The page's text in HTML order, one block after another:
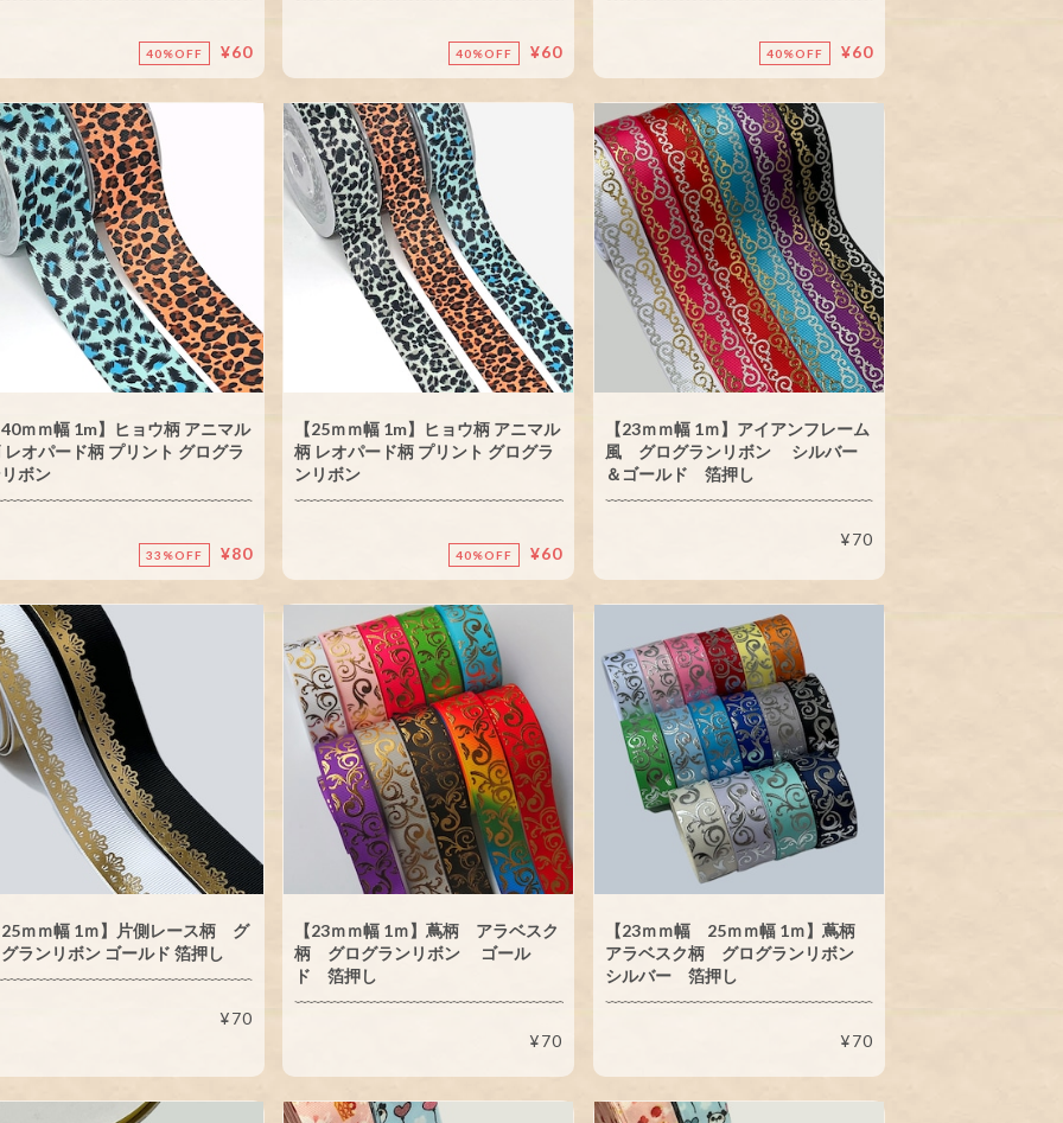
40%OFF ¥60 40%OFF ¥60 40%OFF ¥60
ｍｍ幅 1m】ヒョウ柄 アニマル
レオパード柄 プリント グログラ
ボン
33%OFF ¥80
【25ｍｍ幅 1m】ヒョウ柄 アニマル
柄 レオパード柄 プリント グログラ
ンリボン
40%OFF ¥60
【23ｍｍ幅 1ｍ】アイアンフレーム
風 グログランリボン シルバー
＆ゴールド 箔押し
¥70
ｍｍ幅 1ｍ】片側レース柄 グ
ランリボン ゴールド 箔押し
¥70
【23ｍｍ幅 1ｍ】蔦柄 アラベスク
柄 グログランリボン ゴール
ド 箔押し
¥70
【23ｍｍ幅 25ｍｍ幅 1ｍ】蔦柄
アラベスク柄 グログランリボン
シルバー 箔押し
¥70